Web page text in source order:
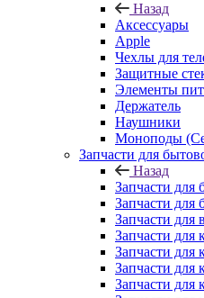
Назад
Аксессуары
Apple
Чехлы для
Защитные
Элементы
Держатель
Наушники
Моноподы
Запчасти для
Назад
Запчасти для
Запчасти для
Запчасти для
Запчасти для
Запчасти для
Запчасти для
Запчасти для